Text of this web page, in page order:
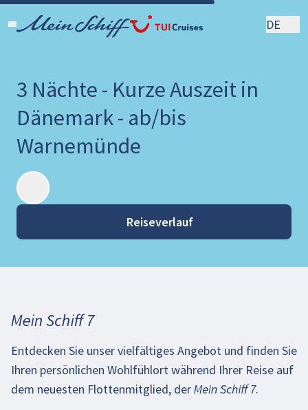
DE
3 Nächte - Kurze Auszeit in
Dänemark - ab/bis
Warnemünde
Reiseverlauf
Mein Schiff 7
Entdecken Sie unser vielfältiges Angebot und finden Sie
Ihren persönlichen Wohlfühlort während Ihrer Reise auf
dem neuesten Flottenmitglied, derMein Schiff 7.